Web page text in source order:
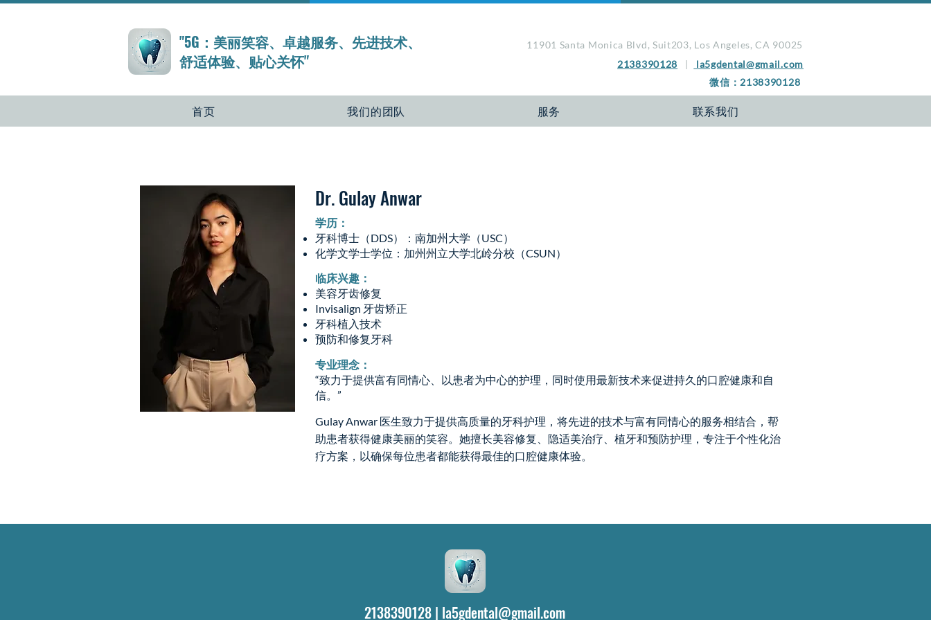
"5G：美丽笑容、卓越服务、先进技术、
舒适体验、贴心关怀"​​​
11901 Santa Monica Blvd, Suit203, Los Angeles, CA 90025
2138390128 |
la5gdental@gmail.com
微信：2138390128
首页 我们的团队 服务 联系我们
Dr. Gulay Anwar
学历：
牙科博士（DDS）：南加州大学（USC）
化学文学士学位：加州州立大学北岭分校（CSUN）
临床兴趣：
美容牙齿修复
Invisalign 牙齿矫正
牙科植入技术
预防和修复牙科
专业理念：
“致力于提供富有同情心、以患者为中心的护理，同时使用最新技术来促进持久的口腔健康和自
信。”
Gulay Anwar 医生致力于提供高质量的牙科护理，将先进的技术与富有同情心的服务相结合，帮
助患者获得健康美丽的笑容。她擅长美容修复、隐适美治疗、植牙和预防护理，专注于个性化治
疗方案，以确保每位患者都能获得最佳的口腔健康体验。
2138390128 | la5gdental@gmail.com